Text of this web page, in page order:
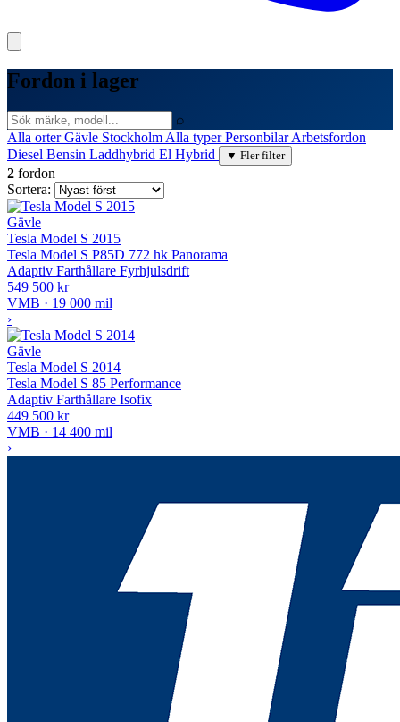
Fordon i lager
⌕
Alla orterGävle Stockholm Alla typerPersonbilarArbetsfordon
Diesel Bensin Laddhybrid El Hybrid ▼ Fler filter
2 fordon
Sortera:
Gävle
Tesla Model S 2015
Tesla Model S P85D 772 hk Panorama
Adaptiv Farthållare Fyrhjulsdrift
549 500 kr
VMB · 19 000 mil
›
Gävle
Tesla Model S 2014
Tesla Model S 85 Performance
Adaptiv Farthållare Isofix
449 500 kr
VMB · 14 400 mil
›